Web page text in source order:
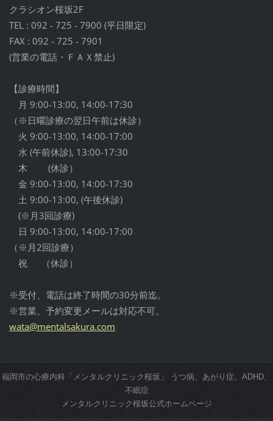
クラシオン桜坂2F
TEL : 092 - 725 - 7900 (平日限定)
FAX : 092 - 725 - 7901
(営業の電話・ＦＡＸ禁止)
【診療時間】
月 9:00-13:00, 14:00-17:30
（※日曜診療の翌日午前は休診）
火 9:00-13:00, 14:00-17:00
水 (午前休診), 13:00-17:30
木 (休診）
金 9:00-13:00, 14:00-17:30
土 9:00-13:00, (午後休診)
(※月3回診療)
日 9:00-13:00, 14:00-17:00
（※月2回診療）
祝 （休診）
※受付、電話は終了時間の30分前迄。
※営業、予約変更メールは対応不可。
wata@mentalsakura.com
福岡市の心療内科「メンタルクリニック桜坂」 うつ病、あがり症、ADHD、
不眠症
メンタルクリニック桜坂公式ホームページ